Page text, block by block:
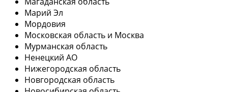
Марий Эл
Мордовия
Московская область и Москва
Мурманская область
Ненецкий АО
Нижегородская область
Новгородская область